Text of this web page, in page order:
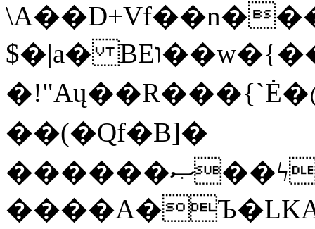
$�|a� BEו��w�{���;���q�X��d%�������W� hU�(�1�Ū}9�S�F<��i�L3�;�
��(�Qf�B]�
������ޞ��ϟak��r��_39$�8�p���7�2�yIZ�R��x��/